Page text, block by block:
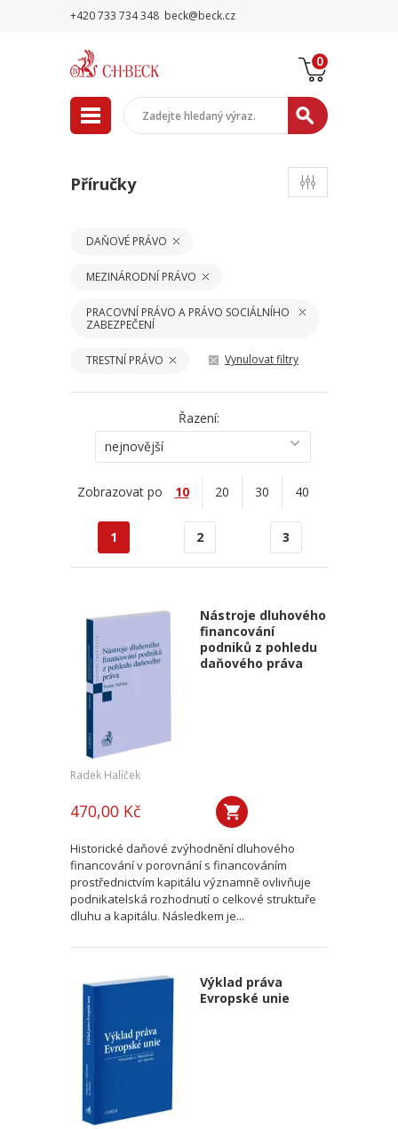
+420 733 734 348 beck@beck.cz
0
Příručky
DAŇOVÉ PRÁVO
MEZINÁRODNÍ PRÁVO
PRACOVNÍ PRÁVO A PRÁVO SOCIÁLNÍHO
ZABEZPEČENÍ
TRESTNÍ PRÁVO Vynulovat filtry
Řazení:
nejnovější
Zobrazovat po 10 20 30 40
1 2 3
Nástroje dluhového
financování
podniků z pohledu
daňového práva
Radek Halíček
470,00 Kč
Historické daňové zvýhodnění dluhového
financování v porovnání s financováním
prostřednictvím kapitálu významně ovlivňuje
podnikatelská rozhodnutí o celkové struktuře
dluhu a kapitálu. Následkem je...
Výklad práva
Evropské unie